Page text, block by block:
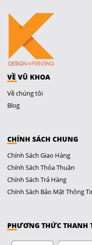
VỀ VŨ KHOA
Về chúng tôi
Blog
CHÍNH SÁCH CHUNG
Chính Sách Giao Hàng
Chính Sách Thỏa Thuận
Chính Sách Trả Hàng
Chính Sách Bảo Mật Thông
PHƯƠNG THỨC THANH